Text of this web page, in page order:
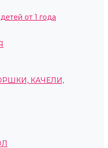
от 1 года
КАЧЕЛИ,